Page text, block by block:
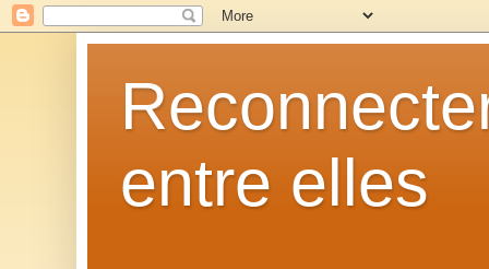
entre elles